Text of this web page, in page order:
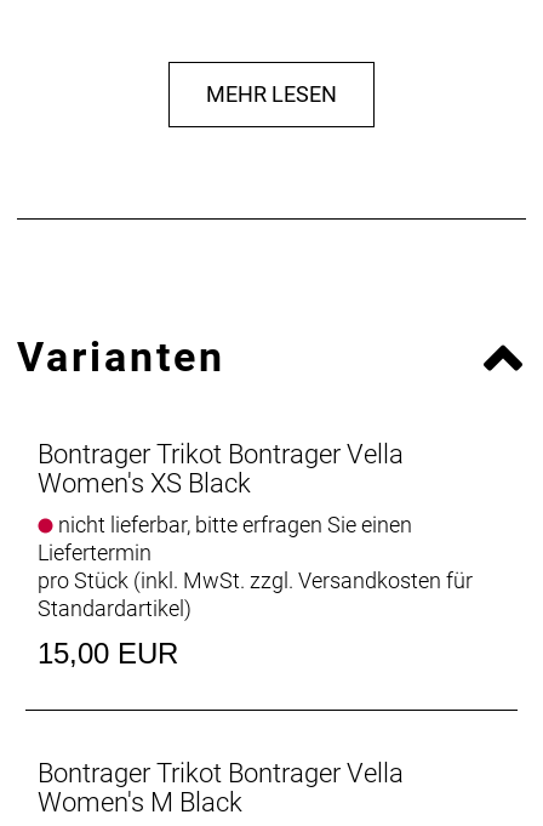
Passform für verbesserte Performance
- Materialtyp: Strick
MEHR LESEN
Varianten
Bontrager Trikot Bontrager Vella
Women's XS Black
nicht lieferbar, bitte erfragen Sie einen
Liefertermin
pro Stück (inkl. MwSt. zzgl. Versandkosten für
Standardartikel)
15,00 EUR
Bontrager Trikot Bontrager Vella
Women's M Black